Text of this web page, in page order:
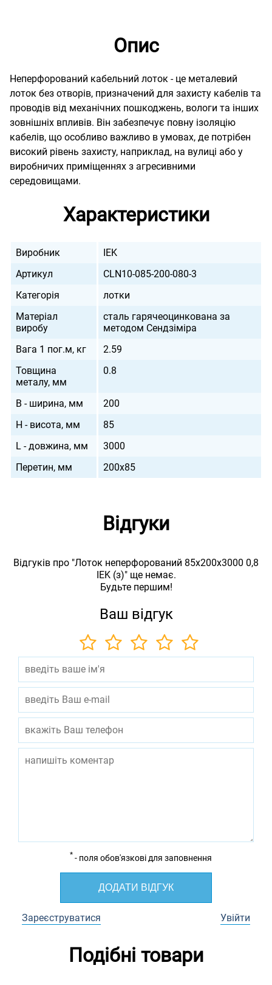
Опис
Неперфорований кабельний лоток - це металевий
лоток без отворів, призначений для захисту кабелів та
проводів від механічних пошкоджень, вологи та інших
зовнішніх впливів. Він забезпечує повну ізоляцію
кабелів, що особливо важливо в умовах, де потрібен
високий рівень захисту, наприклад, на вулиці або у
виробничих приміщеннях з агресивними
середовищами.
Характеристики
Виробник
IEK
Артикул
CLN10-085-200-080-3
Категорія
лотки
Матеріал
виробу
сталь гарячеоцинкована за
методом Сендзіміра
Вага 1 пог.м, кг
2.59
Товщина
металу, мм
0.8
B - ширина, мм
200
H - висота, мм
85
L - довжина, мм
3000
Перетин, мм
200х85
Відгуки
Відгуків про "Лоток неперфорований 85х200х3000 0,8
IEK (з)" ще немає.
Будьте першим!
Ваш відгук
* - поля обов'язкові для заповнення
ДОДАТИ ВІДГУК
Зареєструватися Увійти
Подібні товари